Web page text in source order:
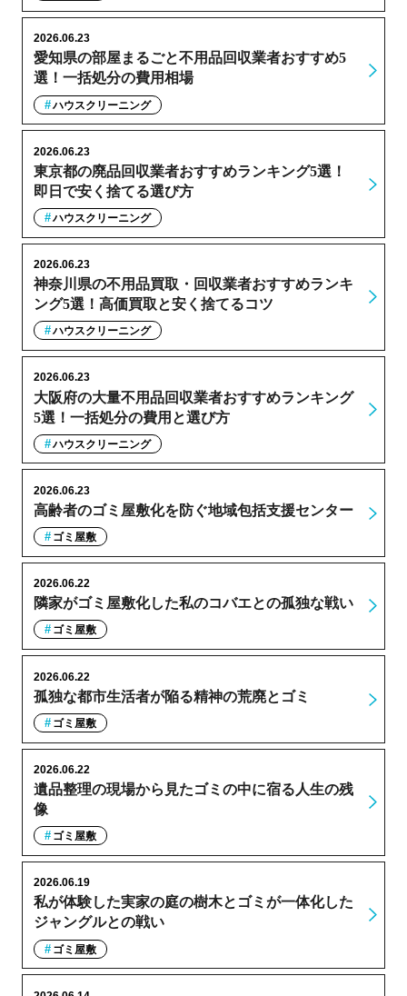
愛知県の部屋まるごと不用品回収業者おすすめ5
選！一括処分の費用相場
2026.06.23
ハウスクリーニング
東京都の廃品回収業者おすすめランキング5選！
即日で安く捨てる選び方
2026.06.23
ハウスクリーニング
神奈川県の不用品買取・回収業者おすすめランキ
ング5選！高価買取と安く捨てるコツ
2026.06.23
ハウスクリーニング
大阪府の大量不用品回収業者おすすめランキング
5選！一括処分の費用と選び方
2026.06.23
ハウスクリーニング
高齢者のゴミ屋敷化を防ぐ地域包括支援センター
2026.06.23
ゴミ屋敷
隣家がゴミ屋敷化した私のコバエとの孤独な戦い
2026.06.22
ゴミ屋敷
孤独な都市生活者が陥る精神の荒廃とゴミ
2026.06.22
ゴミ屋敷
遺品整理の現場から見たゴミの中に宿る人生の残
像
2026.06.22
ゴミ屋敷
私が体験した実家の庭の樹木とゴミが一体化した
ジャングルとの戦い
2026.06.19
ゴミ屋敷